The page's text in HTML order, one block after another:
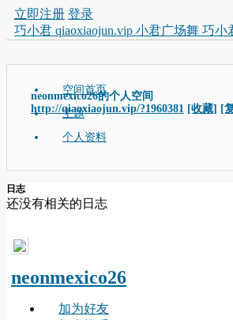
立即注册 登录
巧小君 qiaoxiaojun.vip 小君广场舞 巧小
neonmexico26的个人空间
http://qiaoxiaojun.vip/?1960381 [收藏] [
空间首页
主题
个人资料
日志
还没有相关的日志
neonmexico26
加为好友